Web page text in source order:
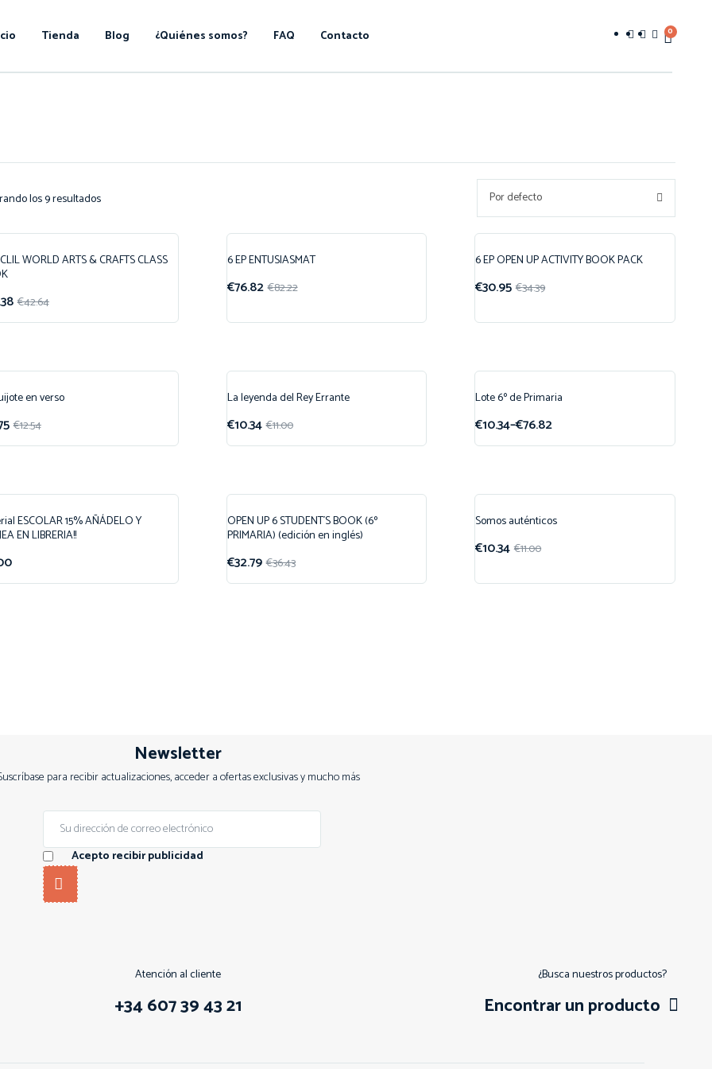
Tienda Blog ¿Quiénes somos? FAQ Contacto 0
los 9 resultados Por defecto
WORLD ARTS & CRAFTS CLASS
€42.64
¡Oferta!
6 EP ENTUSIASMAT
€82.22
€76.82
¡Oferta!
6 EP OPEN UP ACTIVITY BOOK PACK
€34.39
€30.95
en verso
€12.54
¡Oferta!
La leyenda del Rey Errante
€11.00
€10.34
¡Oferta!
Lote 6º de Primaria
€10.34–€76.82
ESCOLAR 15% AÑÁDELO Y
EN LIBRERIA!!
¡Oferta!
OPEN UP 6 STUDENT´S BOOK (6º
PRIMARIA) (edición en inglés)
€36.43
€32.79
¡Oferta!
Somos auténticos
€11.00
€10.34
Newsletter
para recibir actualizaciones, acceder a ofertas exclusivas y mucho más
Acepto recibir publicidad
Atención al cliente
+34 607 39 43 21
¿Busca nuestros productos?
Encontrar un producto